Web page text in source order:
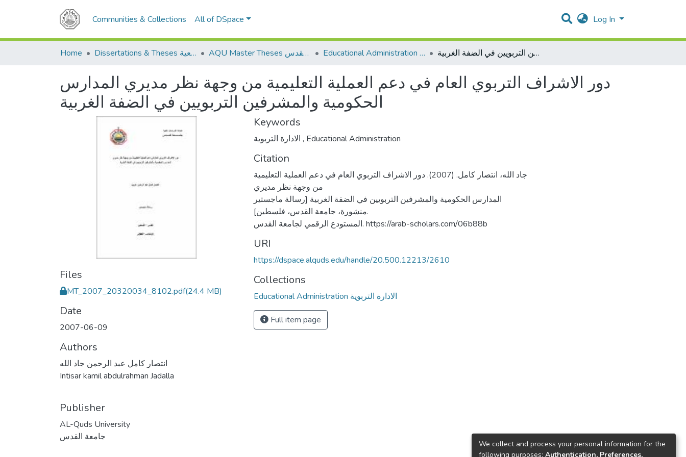
Communities & Collections All of DSpace Log In
Home Dissertations & Theses الرسائل الجامعية AQU Master Theses الرسائل الجامعية الخاصة بجامعة القدس Educational Administration الادارة التربوية دور الاشراف التربوي العام في دعم العملية التعليمية من وجهة نظر مديري المدارس الحكومية والمشرفين التربويين في الضفة الغربية
دور الاشراف التربوي العام في دعم العملية التعليمية من وجهة نظر مديري المدارس
الحكومية والمشرفين التربويين في الضفة الغربية
Files
MT_2007_20320034_8102.pdf(24.4 MB)
Date
2007-06-09
Authors
انتصار كامل عبد الرحمن جاد الله
Intisar kamil abdulrahman Jadalla
Publisher
AL-Quds University
جامعة القدس
Keywords
, Educational Administration
Citation
جاد الله، انتصار كامل. (2007). دور الاشراف التربوي العام في دعم العملية التعليمية
من وجهة نظر مديري
المدارس الحكومية والمشرفين التربويين في الضفة الغربية [رسالة ماجستير
منشورة، جامعة القدس، فلسطين].
المستودع الرقمي لجامعة القدس. https://arab-scholars.com/06b88b
URI
https://dspace.alquds.edu/handle/20.500.12213/2610
Collections
Educational Administration الادارة التربوية
Full item page
We collect and process your personal information for the
following purposes: Authentication, Preferences,